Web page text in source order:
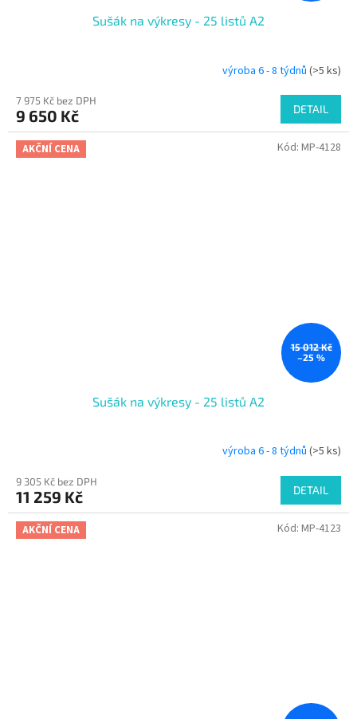
Sušák na výkresy - 25 listů A2
výroba 6 - 8 týdnů (>5 ks)
7 975 Kč bez DPH
9 650 Kč DETAIL
AKČNÍ CENA
15 012 Kč
–25 %
Sušák na výkresy - 25 listů A2
výroba 6 - 8 týdnů (>5 ks)
9 305 Kč bez DPH
11 259 Kč DETAIL
Kód: MP-4128
AKČNÍ CENA Kód: MP-4123